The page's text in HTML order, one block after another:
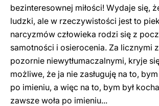
bezinteresownej miłości! Wydaje się,
ludzki, ale w rzeczywistości jest to
narcyzmów człowieka rodzi się z
samotności i osierocenia. Za licznymi
pozornie niewytłumaczalnymi, kryje
możliwe, że ja nie zasługuję na to,
po imieniu, a więc na to, bym był
zawsze woła po imieniu...